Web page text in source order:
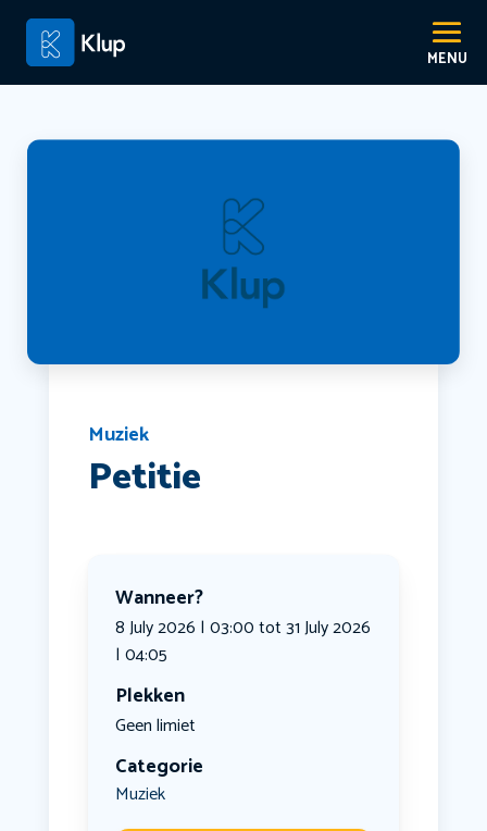
Muziek
Petitie
Wanneer?
8 July 2026 | 03:00 tot 31 July 2026
| 04:05
Plekken
Geen limiet
Categorie
Muziek